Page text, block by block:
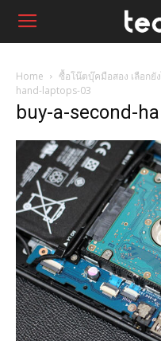
Home ซื้อโน๊ตบุ๊คมือสอง เลือกยั
hand-laptops-03
buy-a-second-